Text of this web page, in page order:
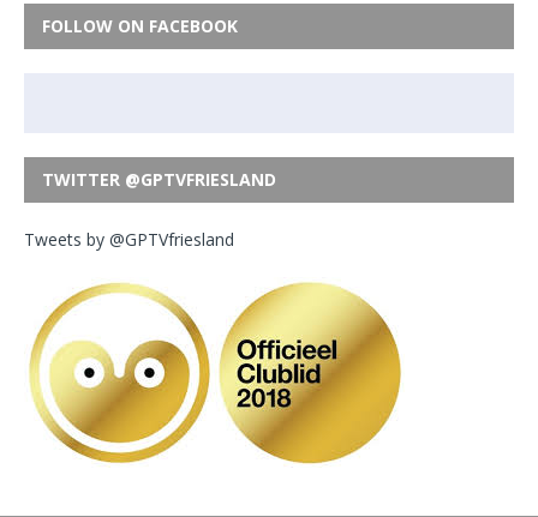
FOLLOW ON FACEBOOK
TWITTER @GPTVFRIESLAND
Tweets by @GPTVfriesland